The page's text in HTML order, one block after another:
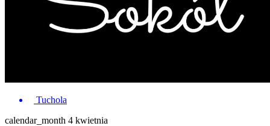
Tuchola
calendar_month 4 kwietnia